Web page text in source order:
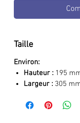
Taille
Environ:
Hauteur : 195
Largeur : 305